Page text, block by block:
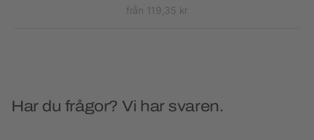
från 119,35 kr
Har du frågor? Vi har svaren.